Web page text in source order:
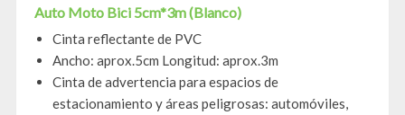
Auto Moto Bici 5cm*3m (Blanco)
Cinta reflectante de PVC
Ancho: aprox.5cm Longitud: aprox.3m
Cinta de advertencia para espacios de
estacionamiento y áreas peligrosas: automóviles,